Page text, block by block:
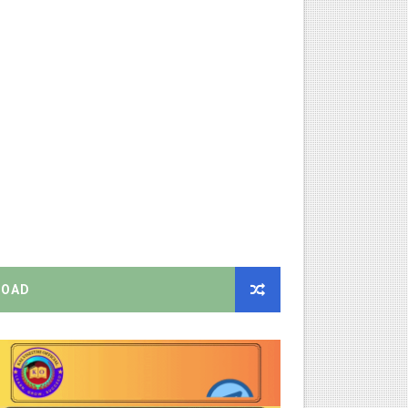
புதிய தெளிவுரை: முக்கிய செயல்முறைகள் வெளியீடு!
அன்று நடைபெறுகிறது - நிகழ்ச்சி நிரல் மற்றும் முக்கிய
சுற்றறிக்கை வெளியீடு
மகளிர் நலன் & புதிய திட்டங்களின் முழு
கல்வித் துறை சுற்றறிக்கை!